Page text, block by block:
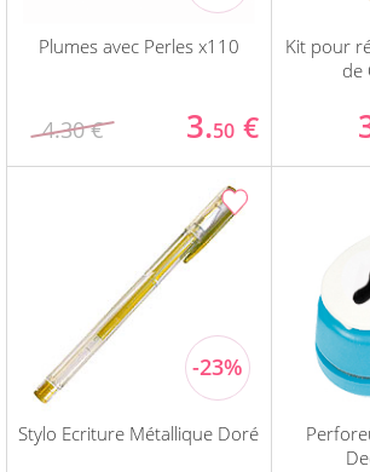
Plumes avec Perles x110
4.30 € 3.50 €
Kit pour
de
Stylo Ecriture Métallique Doré